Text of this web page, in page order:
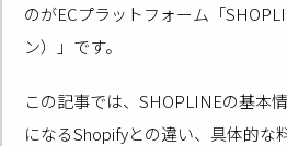
のがECプラットフォーム「
ン）」です。
この記事では、SHOPLINEの基本
になるShopifyとの違い、具体的な